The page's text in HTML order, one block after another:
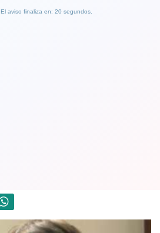
El aviso finaliza en: 19 segundos.